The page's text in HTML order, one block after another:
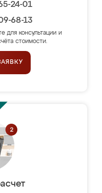
24-01
68-13
для консультации и
стоимости.